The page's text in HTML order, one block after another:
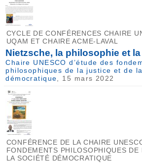
CYCLE DE CONFÉRENCES CHAIRE
UQAM ET CHAIRE ACME-LAVAL
Nietzsche, la philosophie et
Chaire UNESCO d’étude des
philosophiques de la justice et de
démocratique, 15 mars 2022
CONFÉRENCE DE LA CHAIRE
FONDEMENTS PHILOSOPHIQUES
LA SOCIÉTÉ DÉMOCRATIQUE